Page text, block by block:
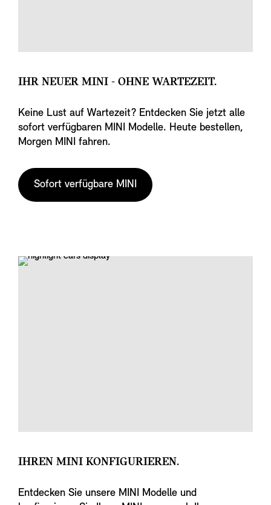
IHR NEUER MINI - OHNE WARTEZEIT.
Keine Lust auf Wartezeit? Entdecken Sie jetzt alle
sofort verfügbaren MINI Modelle. Heute bestellen,
Morgen MINI fahren.
Sofort verfügbare MINI
IHREN MINI KONFIGURIEREN.
Entdecken Sie unsere MINI Modelle und